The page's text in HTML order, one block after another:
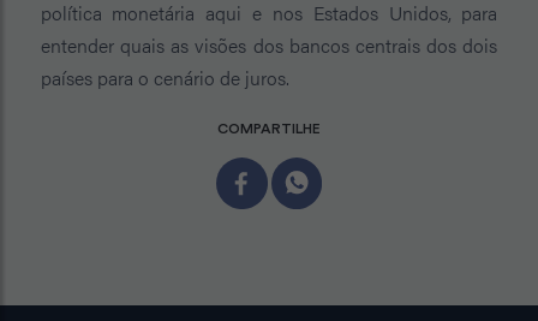
COMPARTILHE
política monetária aqui e nos Estados Unidos, para
entender quais as visões dos bancos centrais dos dois
países para o cenário de juros.